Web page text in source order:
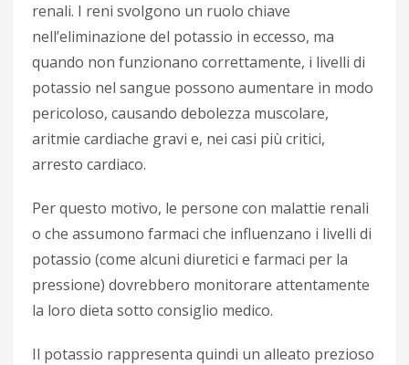
renali. I reni svolgono un ruolo chiave
nell’eliminazione del potassio in eccesso, ma
quando non funzionano correttamente, i livelli di
potassio nel sangue possono aumentare in modo
pericoloso, causando debolezza muscolare,
aritmie cardiache gravi e, nei casi più critici,
arresto cardiaco.
Per questo motivo, le persone con malattie renali
o che assumono farmaci che influenzano i livelli di
potassio (come alcuni diuretici e farmaci per la
pressione) dovrebbero monitorare attentamente
la loro dieta sotto consiglio medico.
Il potassio rappresenta quindi un alleato prezioso